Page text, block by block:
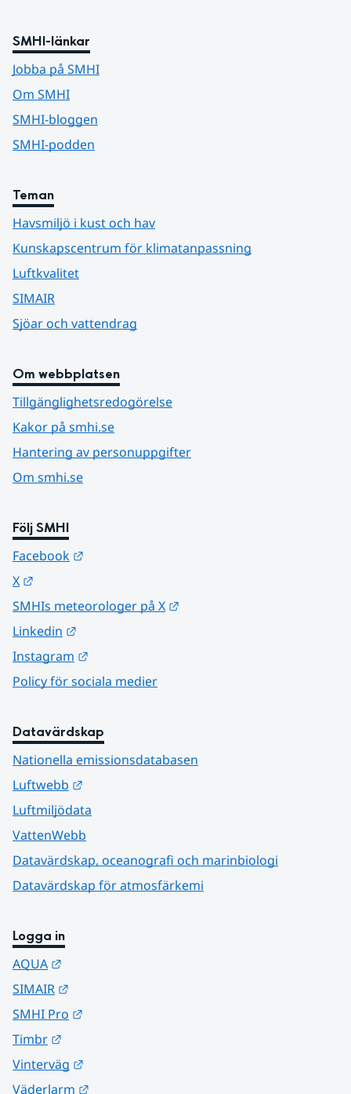
SMHI-länkar
Jobba på SMHI
Om SMHI
SMHI-bloggen
SMHI-podden
Teman
Havsmiljö i kust och hav
Kunskapscentrum för klimatanpassning
Luftkvalitet
SIMAIR
Sjöar och vattendrag
Om webbplatsen
Tillgänglighetsredogörelse
Kakor på smhi.se
Hantering av personuppgifter
Om smhi.se
Följ SMHI
Facebook
X
SMHIs meteorologer på X
Linkedin
Instagram
Policy för sociala medier
Datavärdskap
Nationella emissionsdatabasen
Luftwebb
Luftmiljödata
VattenWebb
Datavärdskap, oceanografi och marinbiologi
Datavärdskap för atmosfärkemi
Logga in
AQUA
SIMAIR
SMHI Pro
Timbr
Vinterväg
Väderlarm